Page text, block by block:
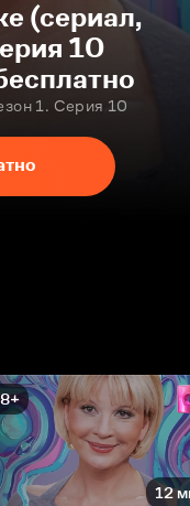
(сериал,
10
1. Серия 10
12